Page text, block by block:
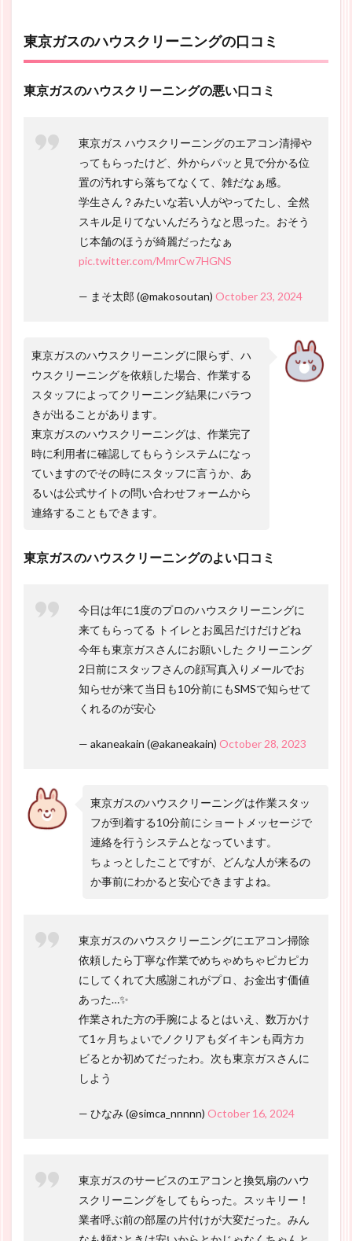
東京ガスのハウスクリーニングの口コミ
東京ガスのハウスクリーニングの悪い口コミ
東京ガス ハウスクリーニングのエアコン清掃や
ってもらったけど、外からパッと見で分かる位
置の汚れすら落ちてなくて、雑だなぁ感。
学生さん？みたいな若い人がやってたし、全然
スキル足りてないんだろうなと思った。おそう
じ本舗のほうが綺麗だったなぁ
pic.twitter.com/MmrCw7HGNS
— まそ太郎 (@makosoutan) October 23, 2024
東京ガスのハウスクリーニングに限らず、ハ
ウスクリーニングを依頼した場合、作業する
スタッフによってクリーニング結果にバラつ
きが出ることがあります。
東京ガスのハウスクリーニングは、作業完了
時に利用者に確認してもらうシステムになっ
ていますのでその時にスタッフに言うか、あ
るいは公式サイトの問い合わせフォームから
連絡することもできます。
東京ガスのハウスクリーニングのよい口コミ
今日は年に1度のプロのハウスクリーニングに
来てもらってる トイレとお風呂だけだけどね
今年も東京ガスさんにお願いした クリーニング
2日前にスタッフさんの顔写真入りメールでお
知らせが来て当日も10分前にもSMSで知らせて
くれるのが安心
— akaneakain (@akaneakain) October 28, 2023
東京ガスのハウスクリーニングは作業スタッ
フが到着する10分前にショートメッセージで
連絡を行うシステムとなっています。
ちょっとしたことですが、どんな人が来るの
か事前にわかると安心できますよね。
東京ガスのハウスクリーニングにエアコン掃除
依頼したら丁寧な作業でめちゃめちゃピカピカ
にしてくれて大感謝これがプロ、お金出す価値
あった…✨
作業された方の手腕によるとはいえ、数万かけ
て1ヶ月ちょいでノクリアもダイキンも両方カ
ビるとか初めてだったわ。次も東京ガスさんに
しよう
— ひなみ (@simca_nnnnn) October 16, 2024
東京ガスのサービスのエアコンと換気扇のハウ
スクリーニングをしてもらった。スッキリー！
業者呼ぶ前の部屋の片付けが大変だった。みん